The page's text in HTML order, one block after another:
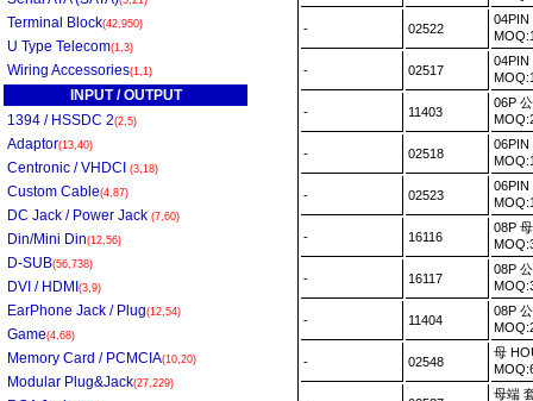
Terminal Block(42,950)
U Type Telecom(1,3)
Wiring Accessories(1,1)
INPUT / OUTPUT
1394 / HSSDC 2(2,5)
Adaptor(13,40)
Centronic / VHDCI (3,18)
Custom Cable(4,87)
DC Jack / Power Jack (7,60)
Din/Mini Din(12,56)
D-SUB(56,738)
DVI / HDMI (3,9)
EarPhone Jack / Plug(12,54)
Game(4,68)
Memory Card / PCMCIA(10,20)
Modular Plug&Jack(27,229)
- 02522
04PIN
- 02517
04PIN
- 11403
06P
- 02518
06PIN
- 02523
06PIN
- 16116
08P
- 16117
08P
- 11404
08P
- 02548
母
母端